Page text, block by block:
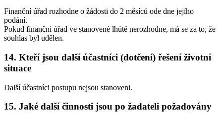
Finanční úřad rozhodne o žádosti do 2 měsíců ode dne jejího
podání.
Pokud finanční úřad ve stanovené lhůtě nerozhodne, má se za to, že
souhlas byl udělen.
14. Kteří jsou další účastníci (dotčení) řešení životní
situace
Další účastníci postupu nejsou stanoveni.
15. Jaké další činnosti jsou po žadateli požadovány